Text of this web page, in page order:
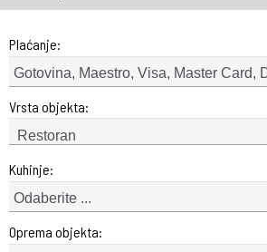
Plaćanje:
Gotovina, Maestro, Visa, Master Card,
Vrsta objekta:
Kuhinje:
Odaberite ...
Oprema objekta: